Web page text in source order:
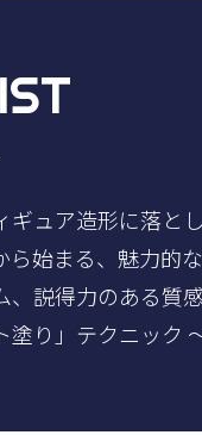
ギュア造形に落
ら始まる、魅力的
、説得力のある質
塗り」テクニック